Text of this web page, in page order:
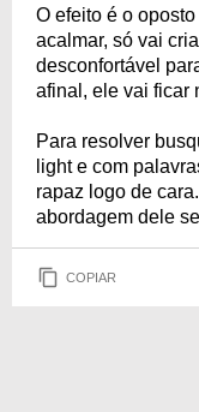
O efeito é o
acalmar, só vai
desconfortável
afinal, ele vai ficar
Para resolver
light e com
rapaz logo de
abordagem dele
COPIAR